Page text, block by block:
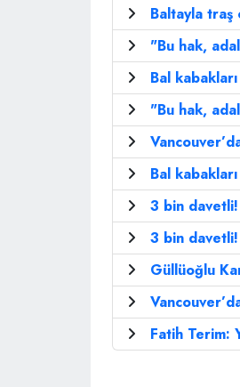
Baltayla traş
"Bu hak,
Bal
"Bu hak,
Bal
3 bin davetli!
3 bin davetli!
Güllüoğlu
Fatih Terim: